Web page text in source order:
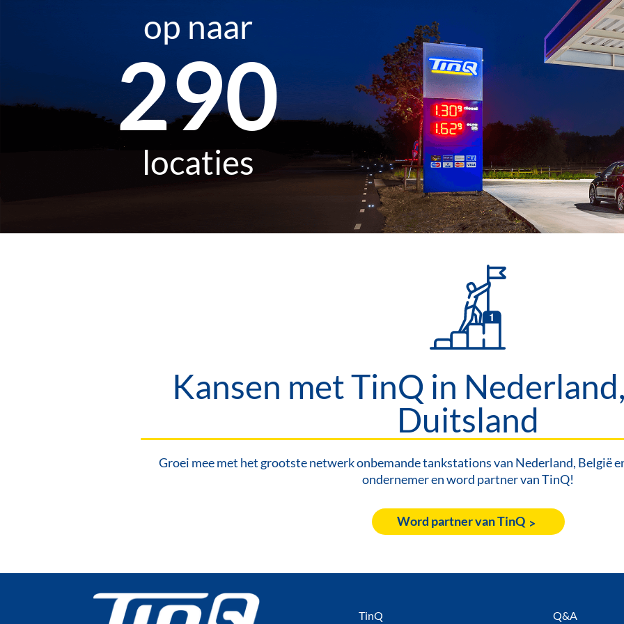
op naar
457
locaties
Kansen met TinQ in
Duitsland
Groei mee met het grootste netwerk onbemande tankstations van Nederland, België
ondernemer en word partner van TinQ!
Word partner van TinQ
TinQ Q&A